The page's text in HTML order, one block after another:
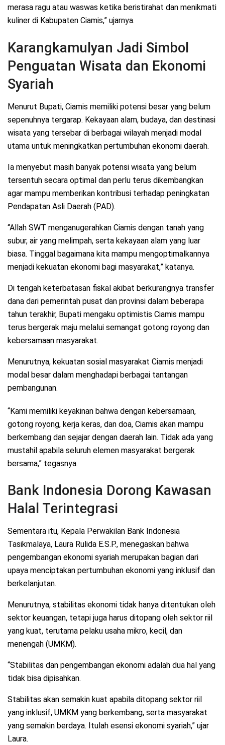
merasa ragu atau waswas ketika beristirahat dan menikmati
kuliner di Kabupaten Ciamis,” ujarnya.
Karangkamulyan Jadi Simbol
Penguatan Wisata dan Ekonomi
Syariah
Menurut Bupati, Ciamis memiliki potensi besar yang belum
sepenuhnya tergarap. Kekayaan alam, budaya, dan destinasi
wisata yang tersebar di berbagai wilayah menjadi modal
utama untuk meningkatkan pertumbuhan ekonomi daerah.
Ia menyebut masih banyak potensi wisata yang belum
tersentuh secara optimal dan perlu terus dikembangkan
agar mampu memberikan kontribusi terhadap peningkatan
Pendapatan Asli Daerah (PAD).
“Allah SWT menganugerahkan Ciamis dengan tanah yang
subur, air yang melimpah, serta kekayaan alam yang luar
biasa. Tinggal bagaimana kita mampu mengoptimalkannya
menjadi kekuatan ekonomi bagi masyarakat,” katanya.
Di tengah keterbatasan fiskal akibat berkurangnya transfer
dana dari pemerintah pusat dan provinsi dalam beberapa
tahun terakhir, Bupati mengaku optimistis Ciamis mampu
terus bergerak maju melalui semangat gotong royong dan
kebersamaan masyarakat.
Menurutnya, kekuatan sosial masyarakat Ciamis menjadi
modal besar dalam menghadapi berbagai tantangan
pembangunan.
“Kami memiliki keyakinan bahwa dengan kebersamaan,
gotong royong, kerja keras, dan doa, Ciamis akan mampu
berkembang dan sejajar dengan daerah lain. Tidak ada yang
mustahil apabila seluruh elemen masyarakat bergerak
bersama,” tegasnya.
Bank Indonesia Dorong Kawasan
Halal Terintegrasi
Sementara itu, Kepala Perwakilan Bank Indonesia
Tasikmalaya, Laura Rulida E.S.P., menegaskan bahwa
pengembangan ekonomi syariah merupakan bagian dari
upaya menciptakan pertumbuhan ekonomi yang inklusif dan
berkelanjutan.
Menurutnya, stabilitas ekonomi tidak hanya ditentukan oleh
sektor keuangan, tetapi juga harus ditopang oleh sektor riil
yang kuat, terutama pelaku usaha mikro, kecil, dan
menengah (UMKM).
“Stabilitas dan pengembangan ekonomi adalah dua hal yang
tidak bisa dipisahkan.
Stabilitas akan semakin kuat apabila ditopang sektor riil
yang inklusif, UMKM yang berkembang, serta masyarakat
yang semakin berdaya. Itulah esensi ekonomi syariah,” ujar
Laura.